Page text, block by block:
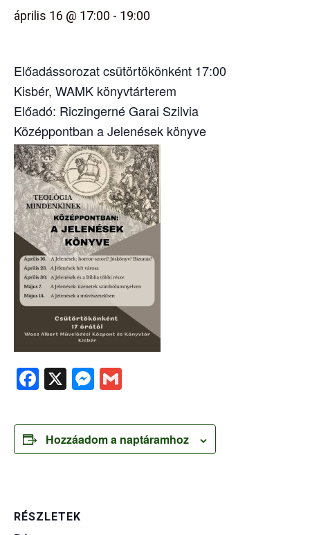
április 16 @ 17:00 - 19:00
Előadássorozat csütörtökönként 17:00
Kisbér, WAMK könyvtárterem
Előadó: Riczingerné Garai Szilvia
Középpontban a Jelenések könyve
Facebook
X Messenger
Hozzáadom a naptáramhoz
RÉSZLETEK